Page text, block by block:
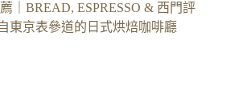
｜BREAD, ESPRESSO & 西門評
東京表參道的日式烘焙咖啡廳